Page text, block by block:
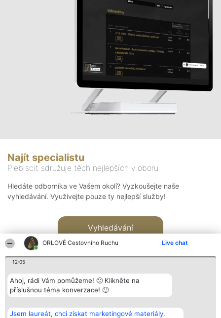
ORLOVÉ Cestovního Ruchu Live chat
12:05
Ahoj, rádi Vám pomůžeme! 🙂 Klikněte na
příslušnou téma konverzace! 🙂
Jsem laureát, chci získat marketingové materiály.
Najít specialistu
Plebiscit sdružuje těch nejlepších v oboru
Hledáte odborníka ve Vašem okolí? Vyzkoušejte naše
vyhledávání. Využívejte pouze ty nejlepší služby!
Vyhledávání
Bright Side Solutions sp. z o.
o. sp. k.
Vítězové
Seznam všech
Kontakt